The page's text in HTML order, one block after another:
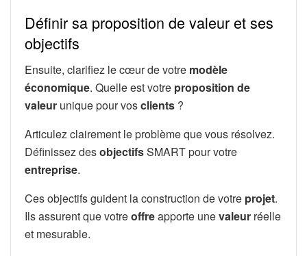
Définir sa proposition de valeur et ses
objectifs
Ensuite, clarifiez le cœur de votre modèle
économique. Quelle est votre proposition de
valeur unique pour vosclients ?
Articulez clairement le problème que vous résolvez.
Définissez desobjectifsSMART pour votre
entreprise.
Ces objectifs guident la construction de votre projet.
Ils assurent que votreoffreapporte unevaleur réelle
et mesurable.